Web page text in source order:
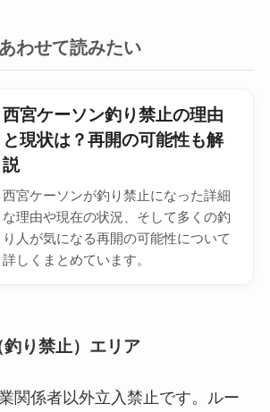
あわせて読みたい
西宮ケーソン釣り禁止の理由
と現状は？再開の可能性も解
説
西宮ケーソンが釣り禁止になった詳細
な理由や現在の状況、そして多くの釣
り人が気になる再開の可能性について
詳しくまとめています。
り禁止）エリア
関係者以外立入禁止です。ルー